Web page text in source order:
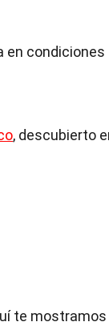
en condiciones
, descubierto
te mostramos